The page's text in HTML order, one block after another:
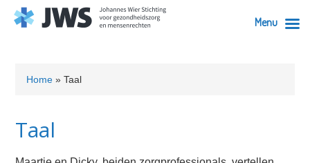
primary
content
primary
secondary
footer
Home »Taal
Taal
Menu